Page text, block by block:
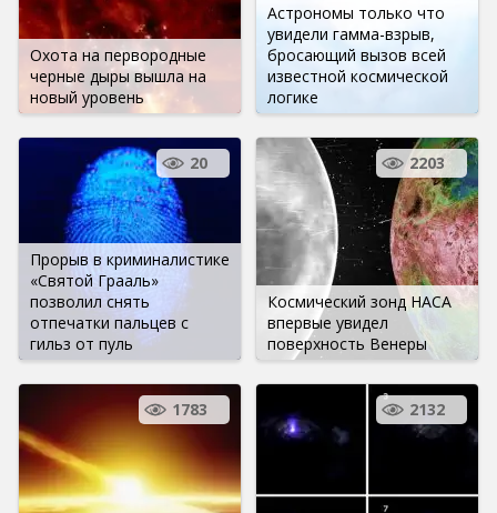
Охота на первородные
черные дыры вышла на
новый уровень
Астрономы только что
увидели гамма-взрыв,
бросающий вызов всей
известной космической
логике
Прорыв в криминалистике
«Святой Грааль»
позволил снять
отпечатки пальцев с
гильз от пуль
20
Космический зонд НАСА
впервые увидел
поверхность Венеры
2203
1783 2132